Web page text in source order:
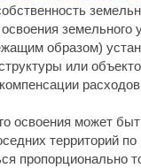
земельного
образом)
или
освоения может
территорий
пропорционально